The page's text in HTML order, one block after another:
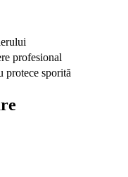
profesional
protece sporită